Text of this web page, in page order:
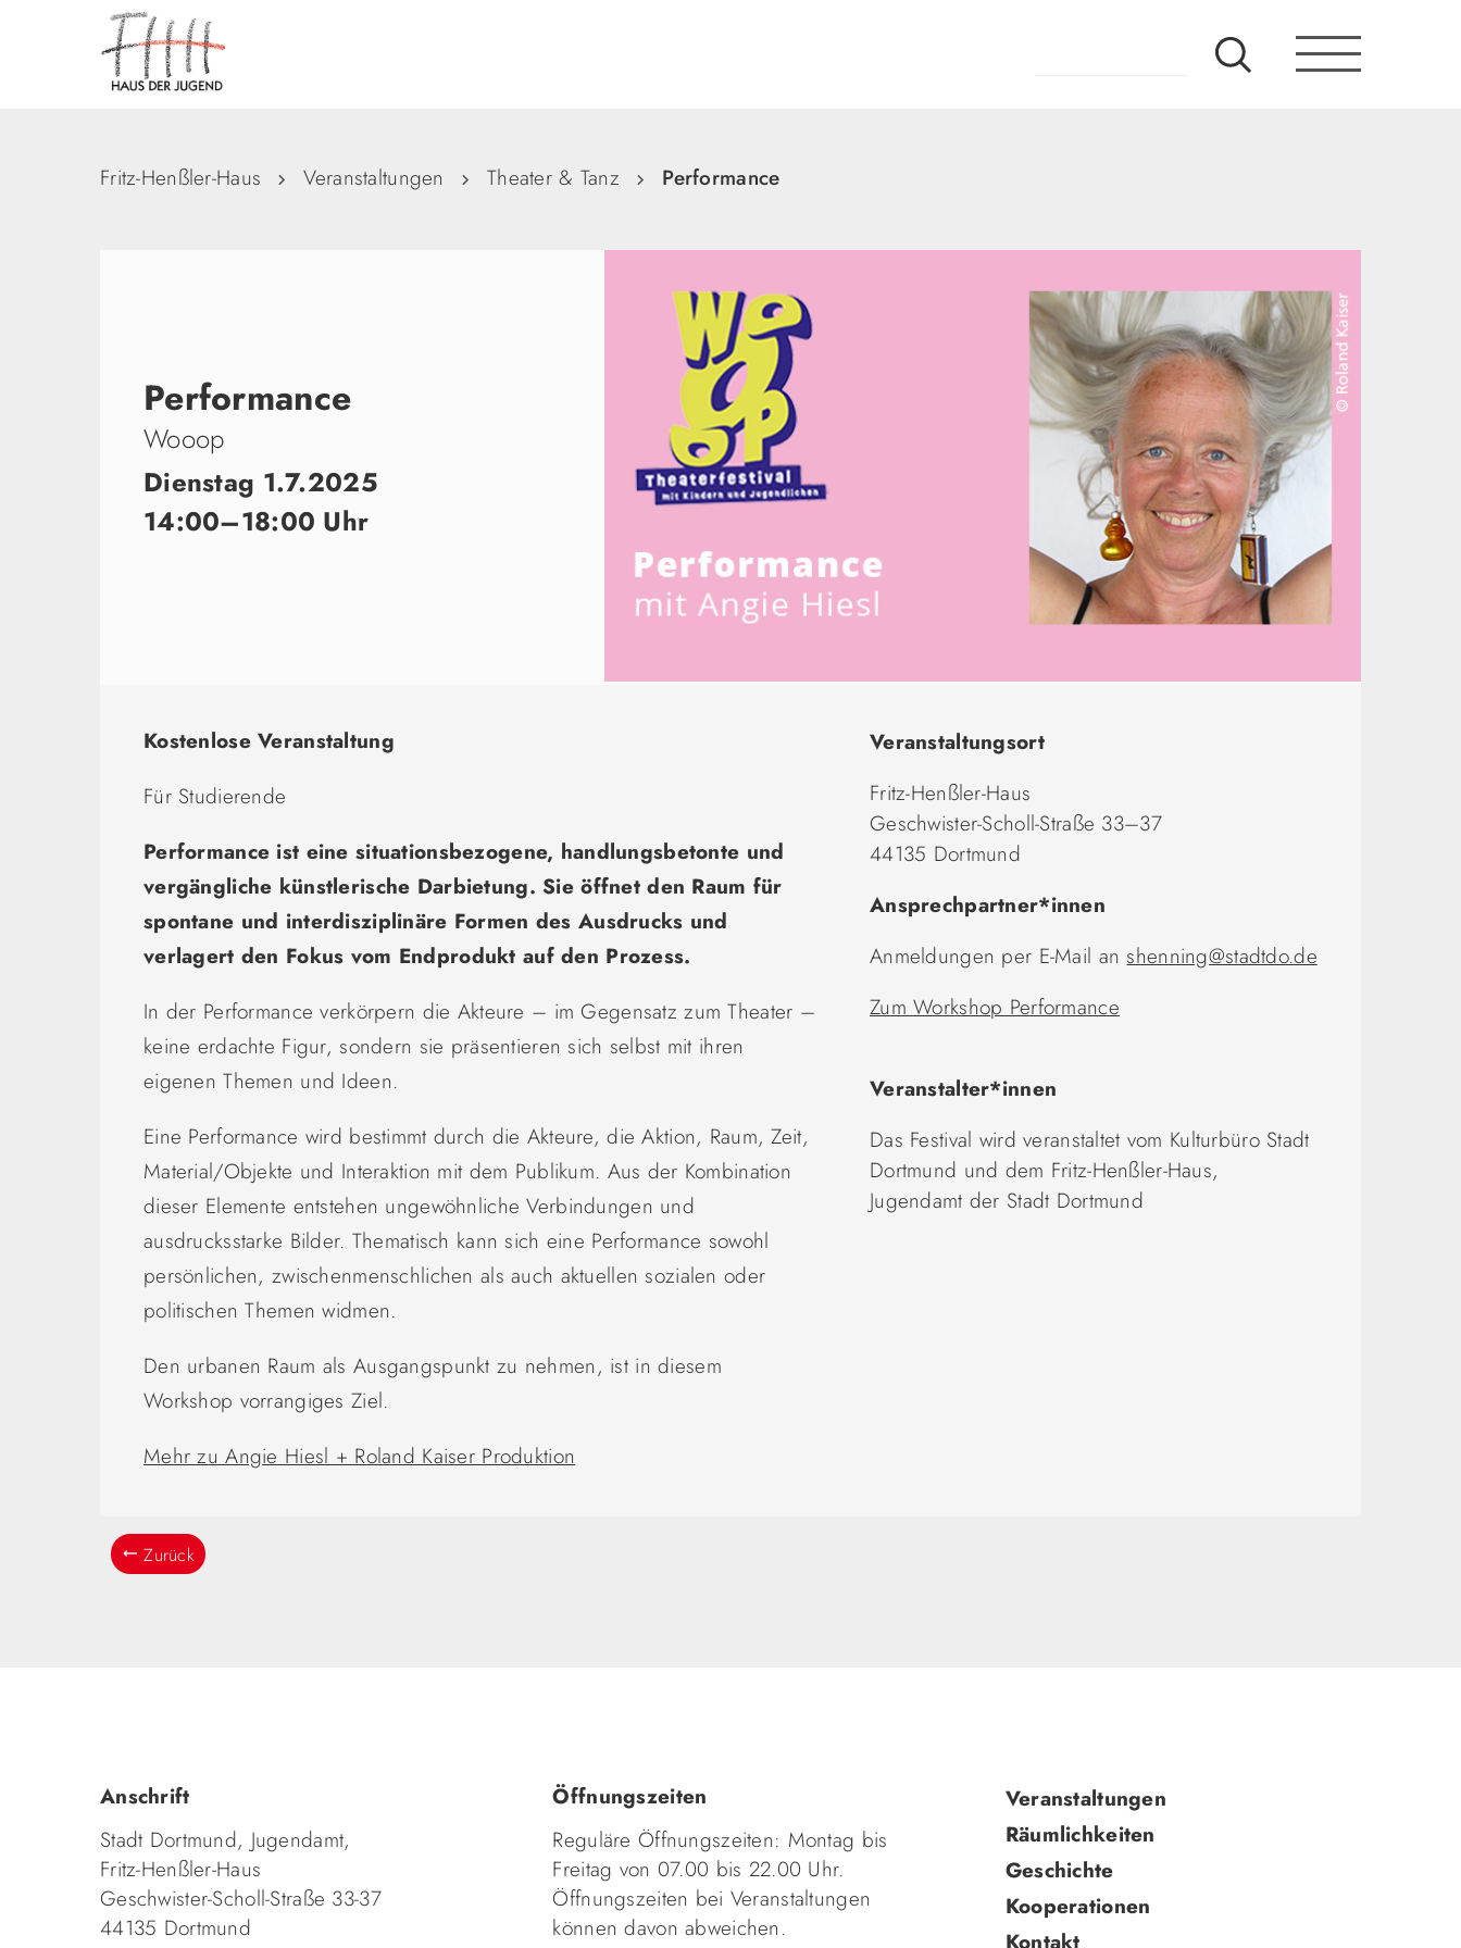
Fritz-Henßler-Haus Veranstaltungen Theater & Tanz Performance
Performance
Wooop
Dienstag 1.7.2025
14:00–18:00 Uhr
Kostenlose Veranstaltung
Für Studierende
Performance ist eine situationsbezogene, handlungsbetonte und
vergängliche künstlerische Darbietung. Sie öffnet den Raum für
spontane und interdisziplinäre Formen des Ausdrucks und
verlagert den Fokus vom Endprodukt auf den Prozess.
In der Performance verkörpern die Akteure – im Gegensatz zum Theater –
keine erdachte Figur, sondern sie präsentieren sich selbst mit ihren
eigenen Themen und Ideen.
Eine Performance wird bestimmt durch die Akteure, die Aktion, Raum, Zeit,
Material/Objekte und Interaktion mit dem Publikum. Aus der Kombination
dieser Elemente entstehen ungewöhnliche Verbindungen und
ausdrucksstarke Bilder. Thematisch kann sich eine Performance sowohl
persönlichen, zwischenmenschlichen als auch aktuellen sozialen oder
politischen Themen widmen.
Den urbanen Raum als Ausgangspunkt zu nehmen, ist in diesem
Workshop vorrangiges Ziel.
Mehr zu Angie Hiesl + Roland Kaiser Produktion
Veranstaltungsort
Fritz-Henßler-Haus
Geschwister-Scholl-Straße 33–37
44135 Dortmund
Ansprechpartner*innen
Anmeldungen per E-Mail an shenning@stadtdo.de
Zum Workshop Performance
Veranstalter*innen
Das Festival wird veranstaltet vom Kulturbüro Stadt
Dortmund und dem Fritz-Henßler-Haus,
Jugendamt der Stadt Dortmund
Zurück
Anschrift
Stadt Dortmund, Jugendamt,
Fritz-Henßler-Haus
Geschwister-Scholl-Straße 33-37
44135 Dortmund
Öffnungszeiten
Reguläre Öffnungszeiten: Montag bis
Freitag von 07.00 bis 22.00 Uhr.
Öffnungszeiten bei Veranstaltungen
können davon abweichen.
Navigation
überspringen
Veranstaltungen
Räumlichkeiten
Geschichte
Kooperationen
Kontakt